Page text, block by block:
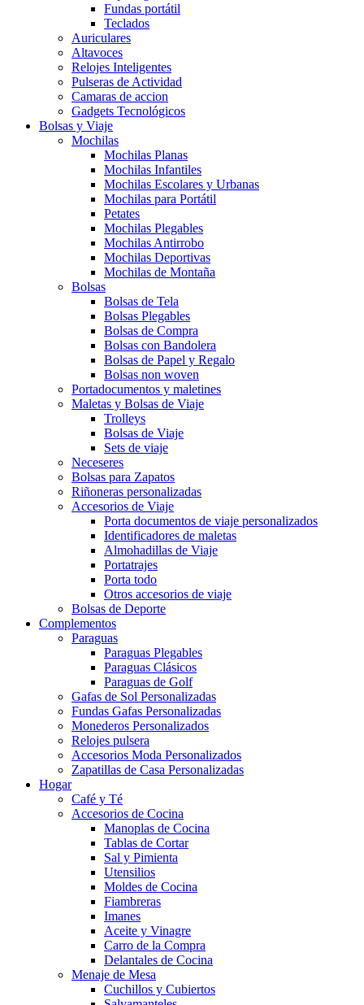
Fundas portátil
Teclados
Auriculares
Altavoces
Relojes Inteligentes
Pulseras de Actividad
Camaras de accion
Gadgets Tecnológicos
Bolsas y Viaje
Mochilas
Mochilas Planas
Mochilas Infantiles
Mochilas Escolares y Urbanas
Mochilas para Portátil
Petates
Mochilas Plegables
Mochilas Antirrobo
Mochilas Deportivas
Mochilas de Montaña
Bolsas
Bolsas de Tela
Bolsas Plegables
Bolsas de Compra
Bolsas con Bandolera
Bolsas de Papel y Regalo
Bolsas non woven
Portadocumentos y maletines
Maletas y Bolsas de Viaje
Trolleys
Bolsas de Viaje
Sets de viaje
Neceseres
Bolsas para Zapatos
Riñoneras personalizadas
Accesorios de Viaje
Porta documentos de viaje personalizados
Identificadores de maletas
Almohadillas de Viaje
Portatrajes
Porta todo
Otros accesorios de viaje
Bolsas de Deporte
Complementos
Paraguas
Paraguas Plegables
Paraguas Clásicos
Paraguas de Golf
Gafas de Sol Personalizadas
Fundas Gafas Personalizadas
Monederos Personalizados
Relojes pulsera
Accesorios Moda Personalizados
Zapatillas de Casa Personalizadas
Hogar
Café y Té
Accesorios de Cocina
Manoplas de Cocina
Tablas de Cortar
Sal y Pimienta
Utensilios
Moldes de Cocina
Fiambreras
Imanes
Aceite y Vinagre
Carro de la Compra
Delantales de Cocina
Menaje de Mesa
Cuchillos y Cubiertos